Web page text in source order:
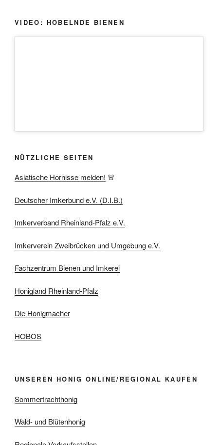
VIDEO: HOBELNDE BIENEN
NÜTZLICHE SEITEN
Asiatische Hornisse melden! 🚨
Deutscher Imkerbund e.V. (D.I.B.)
Imkerverband Rheinland-Pfalz e.V.
Imkerverein Zweibrücken und Umgebung e.V.
Fachzentrum Bienen und Imkerei
Honigland Rheinland-Pfalz
Die Honigmacher
HOBOS
UNSEREN HONIG ONLINE/REGIONAL KAUFEN
Sommertrachthonig
Wald- und Blütenhonig